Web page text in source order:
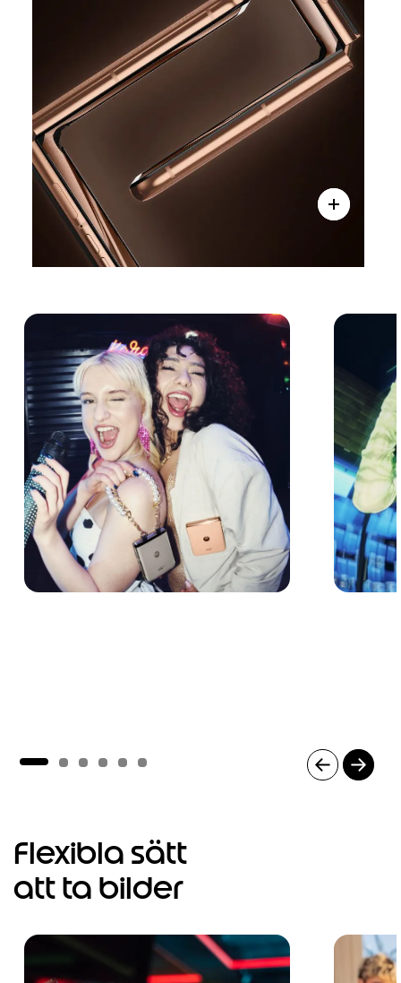
Flexibla sätt
att ta bilder